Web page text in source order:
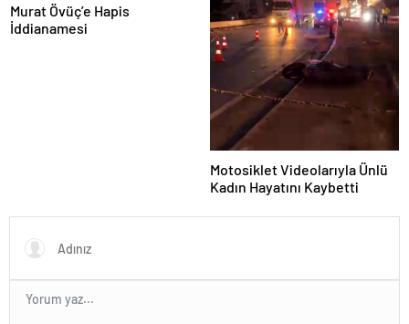
Murat Övüç’e Hapis
İddianamesi
Motosiklet Videolarıyla Ünlü
Kadın Hayatını Kaybetti